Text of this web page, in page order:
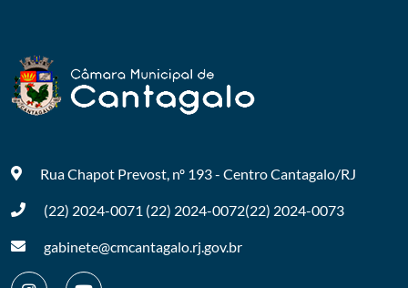
Rua Chapot Prevost, nº 193 - CentroCantagalo/RJ
(22) 2024-0071 (22) 2024-0072(22) 2024-0073
gabinete@cmcantagalo.rj.gov.br